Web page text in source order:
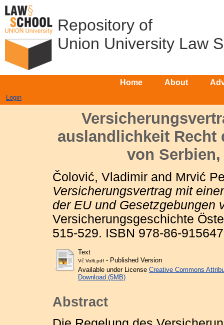
Repository of
Union University Law
Home About
Login
auslandlichkeit Recht
von
Čolović, Vladimir and Mrvić
Versicherungsvertrag mit
der EU und Gesetzgebungen
Versicherungsgeschichte
515-529. ISBN 978-86-
Text
Vč Volfi.pdf - Published Version
Available under License Creative Commons
Download (5MB)
Abstract